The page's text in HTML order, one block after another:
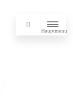
Hauptmenu